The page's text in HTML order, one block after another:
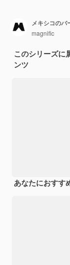
メキシコのバ
magnific
このシリーズに
ンツ
あなたにおすす